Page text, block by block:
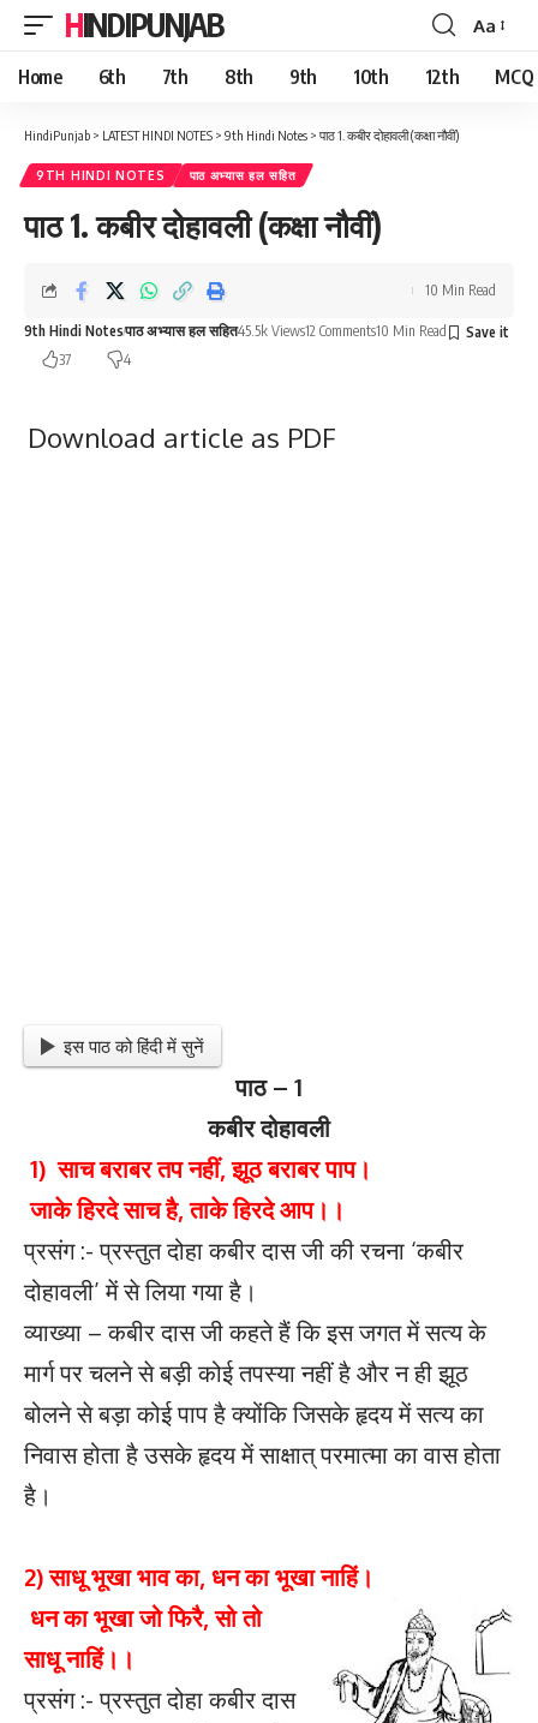
HINDIPUNJAB
Font
Resizer
Aa
Home 6th 7th 8th 9th 10th 12th MCQ
HindiPunjab > LATEST HINDI NOTES > 9th Hindi Notes > पाठ 1. कबीर दोहावली (कक्षा नौवीं)
9TH HINDI NOTES पाठ अभ्यास हल सहित
पाठ 1. कबीर दोहावली (कक्षा नौवीं)
9th Hindi Notesपाठ अभ्यास हल सहित45.5k Views12 Comments10 Min Read
37
4
10 Min Read
Download article as PDF
इस पाठ को हिंदी में सुनें
पाठ – 1
कबीर दोहावली
1) साच बराबर तप नहीं, झूठ बराबर पाप।
जाके हिरदे साच है, ताके हिरदे आप।।
प्रसंग :- प्रस्तुत दोहा कबीर दास जी की रचना ‘कबीर
दोहावली’ में से लिया गया है।
व्याख्या – कबीर दास जी कहते हैं कि इस जगत में सत्य के
मार्ग पर चलने से बड़ी कोई तपस्या नहीं है और न ही झूठ
बोलने से बड़ा कोई पाप है क्योंकि जिसके हृदय में सत्य का
निवास होता है उसके हृदय में साक्षात् परमात्मा का वास होता
है।
2) साधू भूखा भाव का, धन का भूखा नाहिं।
धन का भूखा जो फिरै, सो तो
साधू नाहिं।।
प्रसंग :- प्रस्तुत दोहा कबीर दास